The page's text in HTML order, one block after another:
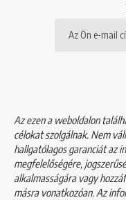
Az ezen a weboldalon
célokat szolgálnak. Nem
hallgatólagos garanciát az
megfelelőségére,
alkalmasságára vagy
másra vonatkozóan. Az